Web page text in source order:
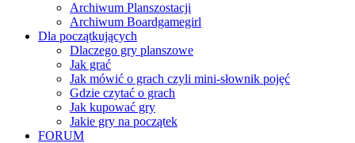
Archiwum Planszostacji
Archiwum Boardgamegirl
Dla początkujących
Dlaczego gry planszowe
Jak grać
Jak mówić o grach czyli mini-słownik pojęć
Gdzie czytać o grach
Jak kupować gry
Jakie gry na początek
FORUM